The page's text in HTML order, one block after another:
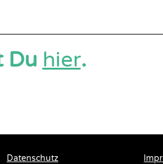
Du hier.
Datenschutz